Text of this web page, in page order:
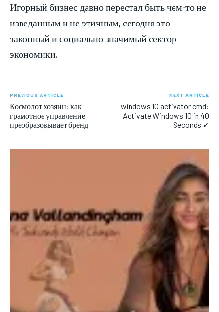
Игорный бизнес давно перестал быть чем-то не
изведанным и не этичным, сегодня это
законный и социально значимый сектор
экономики.
PREVIOUS ARTICLE
Космолот хозяин: как
грамотное управление
преобразовывает бренд
NEXT ARTICLE
windows 10 activator cmd:
Activate Windows 10 in 40
Seconds ✓